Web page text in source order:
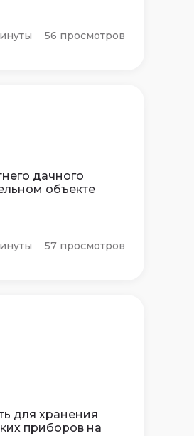
56 просмотров
дачного
объекте
57 просмотров
для хранения
приборов на